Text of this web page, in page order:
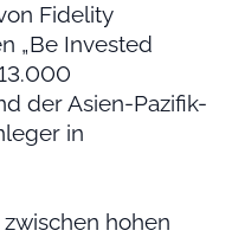
Fidelity
„Be Invested
der Asien-Pazifik-
in
hohen